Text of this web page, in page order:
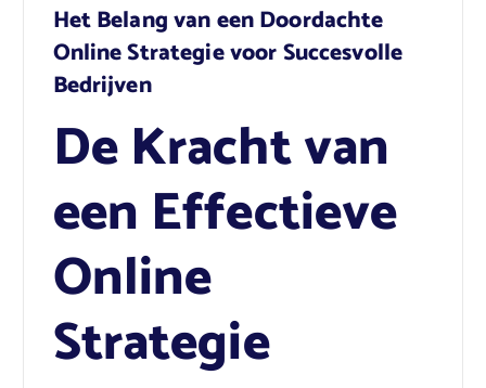
Het Belang van een Doordachte
Online Strategie voor Succesvolle
Bedrijven
De Kracht van
een Effectieve
Online
Strategie